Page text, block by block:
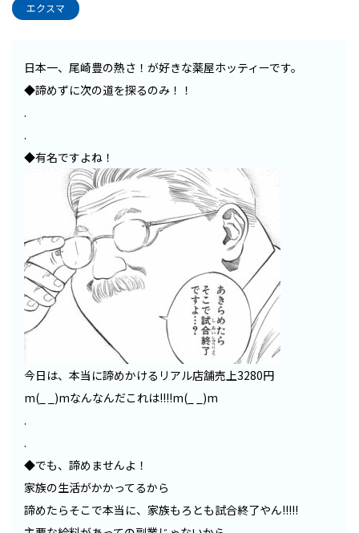
エクスマ
日本一、尾崎豊の熱さ！が好きな薬屋ホッティーです。
◆諦めずに次の道を探るのみ！！
.
.
◆有名ですよね！
今日は、本当に諦めかけるリアル店舗売上3280円
m(_ _)mなんなんだこれは!!!!m(_ _)m
.
.
◆でも、諦めませんよ！
家族の生活がかかってるから
諦めたらそこで本当に、家族もろとも試合終了やん!!!!!